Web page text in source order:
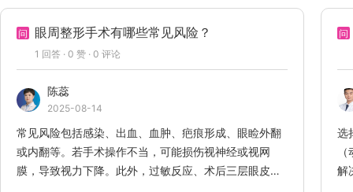
问 眼周整形手术有哪些常见风险？
1 回答 · 0 赞 · 0 评论
陈蕊
2025-08-14
常见风险包括感染、出血、血肿、疤痕形成、眼睑外翻
或内翻等。若手术操作不当，可能损伤视神经或视网
膜，导致视力下降。此外，过敏反应、术后三层眼皮或
问
选
解